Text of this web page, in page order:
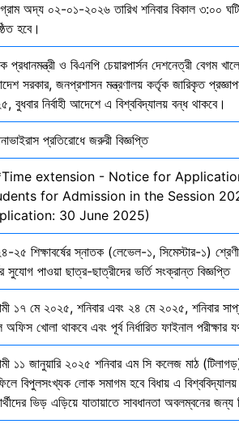
অদ্য ০২-০১-২০২৬ তারিখ শনিবার বিকাল ৩:০০
হবে।
প্রধানমন্ত্রী ও বিএনপি চেয়ারপার্সন দেশনেত্রী বেগম
সরকার, জনপ্রশাসন মন্ত্রণালয় কর্তৃক জারিকৃত
বুধবার নির্বাহী আদেশে এ বিশ্ববিদ্যালয় বন্ধ থাকবে।
প্রতিরোধে জরুরী বিজ্ঞপ্তি
extension - Notice for
for Admission in the Session
30 June 2025)
২৫ শিক্ষাবর্ষের স্নাতক (লেভেল-১, সিমেস্টার-১)
সুযোগ পাওয়া ছাত্র-ছাত্রীদের ভর্তি সংক্রান্ত বিজ্ঞপ্তি
১৭ মে ২০২৫, শনিবার এবং ২৪ মে ২০২৫, শনিবার
খোলা থাকবে এবং পূর্ব নির্ধারিত ফাইনাল পরীক্ষার
১১ জানুয়ারি ২০২৫ শনিবার এম সি কলেজ মাঠ
বিপুলসংখ্যক লোক সমাগম হবে বিধায় এ
ভিড় এড়িয়ে যাতায়াতে সাবধানতা অবলম্বনের